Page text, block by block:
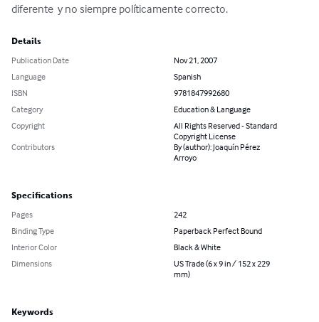
diferente  y no siempre políticamente correcto.
Details
Publication Date
Nov 21, 2007
Language
Spanish
ISBN
9781847992680
Category
Education & Language
Copyright
All Rights Reserved - Standard
Copyright License
Contributors
By (author): Joaquín Pérez
Arroyo
Specifications
Pages
242
Binding Type
Paperback Perfect Bound
Interior Color
Black & White
Dimensions
US Trade (6 x 9 in / 152 x 229
mm)
Keywords